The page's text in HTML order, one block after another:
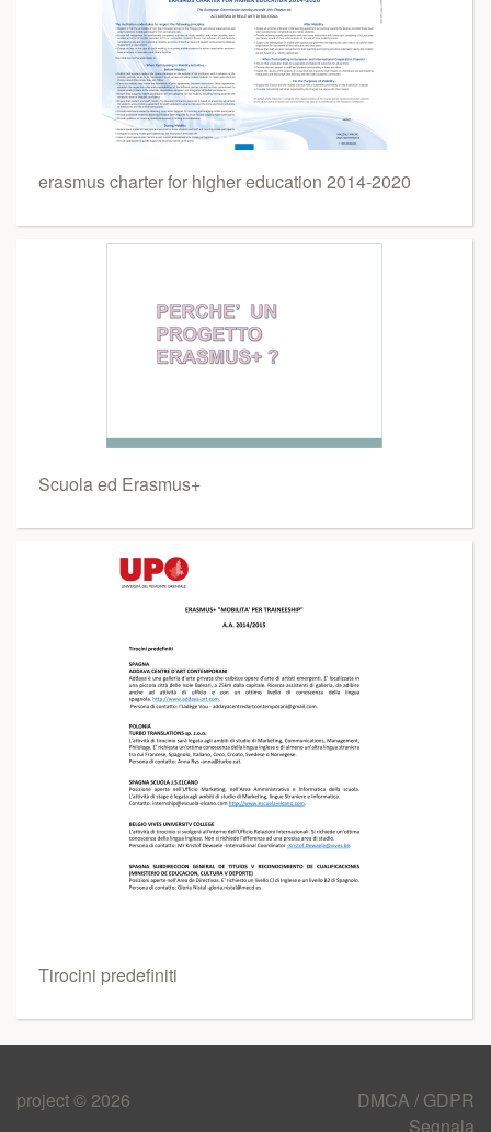
erasmus charter for higher education 2014-2020
Scuola ed Erasmus+
Tirocini predefiniti
project © 2026
DMCA / GDPR
Segnala